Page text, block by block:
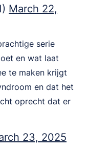
March 22,
serie
en wat laat
te maken krijgt
en dat het
oprecht dat er
23, 2025